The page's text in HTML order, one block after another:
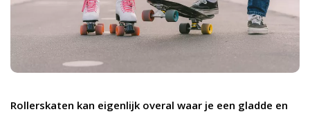
Rollerskaten kan eigenlijk overal waar je een gladde en